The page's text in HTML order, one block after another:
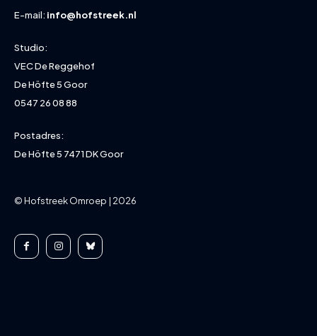
E-mail: info@hofstreek.nl
Studio:
VEC De Reggehof
De Höfte 5 Goor
0547 26 08 88
Postadres:
De Höfte 5 7471 DK Goor
© Hofstreek Omroep | 2026